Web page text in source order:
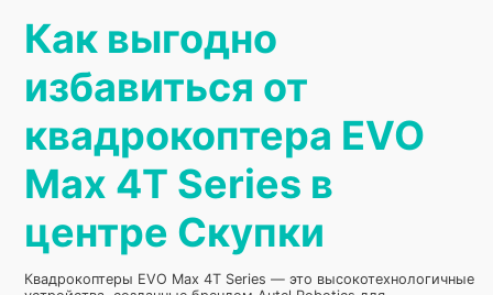
Как выгодно
избавиться от
квадрокоптера EVO
Max 4T Series в
центре Скупки
Квадрокоптеры EVO Max 4T Series — это высокотехнологичные